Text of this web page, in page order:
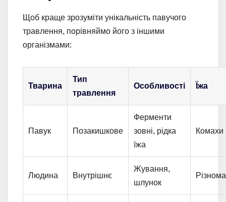
Щоб краще зрозуміти унікальність павучого
травлення, порівняймо його з іншими
організмами:
Тварина
Тип
травлення
Особливості Їжа
Павук Позакишкове
Ферменти
зовні, рідка
їжа
Комахи
Людина Внутрішнє
Жування,
шлунок